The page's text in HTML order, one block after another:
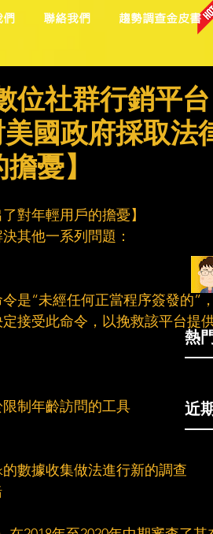
們 聯絡我們 趨勢調查金皮書
位社群行銷平台
國政府採取法
憂】
對年輕用戶的擔憂】
其他一系列問題：
是“未經任何正當程序簽發的”
接受此命令，以挽救該平台提
制年齡訪問的工具
數據收集做法進行新的調查
熱
近